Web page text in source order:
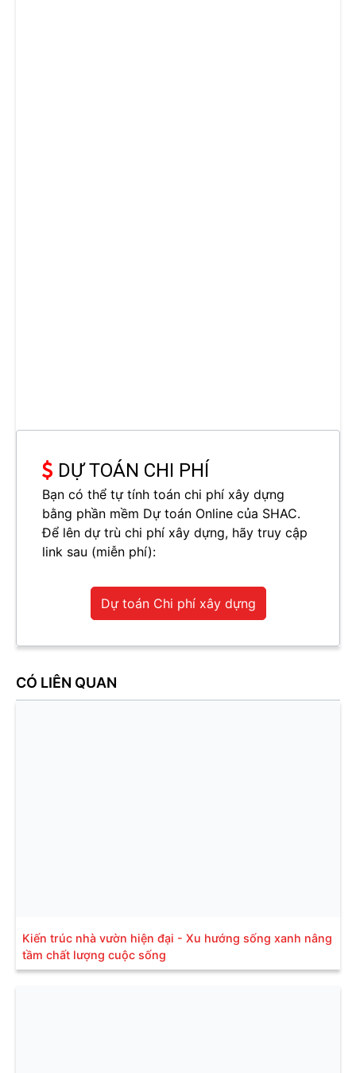
DỰ TOÁN CHI PHÍ
Bạn có thể tự tính toán chi phí xây dựng
bằng phần mềm Dự toán Online của SHAC.
Để lên dự trù chi phí xây dựng, hãy truy cập
link sau (miễn phí):
Dự toán Chi phí xây dựng
CÓ LIÊN QUAN
Kiến trúc nhà vườn hiện đại - Xu hướng sống xanh nâng
tầm chất lượng cuộc sống